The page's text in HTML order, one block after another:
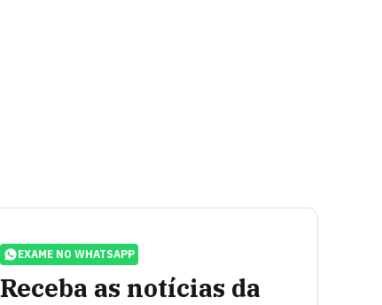
EXAME NO WHATSAPP
Receba as notícias da